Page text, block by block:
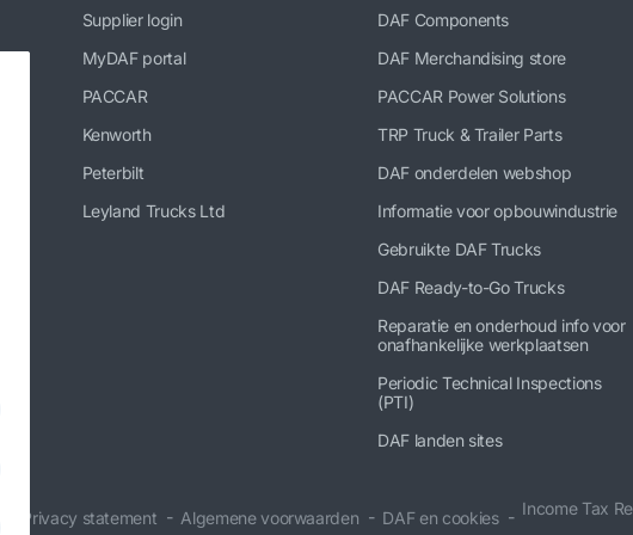
Supplier login
MyDAF portal
PACCAR
Kenworth
Peterbilt
Leyland Trucks Ltd
DAF Components
DAF Merchandising store
PACCAR Power Solutions
TRP Truck & Trailer Parts
DAF onderdelen webshop
Informatie voor opbouwindustrie
Gebruikte DAF Trucks
DAF Ready-to-Go Trucks
Reparatie en onderhoud info voor
onafhankelijke werkplaatsen
Periodic Technical Inspections
(PTI)
DAF landen sites
Privacy statement Algemene voorwaarden DAF en cookies Income Tax